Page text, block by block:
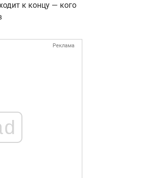
к концу — кого
Реклама